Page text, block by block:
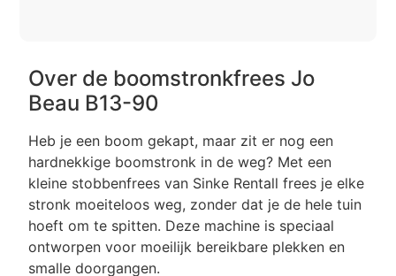
Over de boomstronkfrees Jo
Beau B13-90
Heb je een boom gekapt, maar zit er nog een
hardnekkige boomstronk in de weg? Met een
kleine stobbenfrees van Sinke Rentall frees je elke
stronk moeiteloos weg, zonder dat je de hele tuin
hoeft om te spitten. Deze machine is speciaal
ontworpen voor moeilijk bereikbare plekken en
smalle doorgangen.